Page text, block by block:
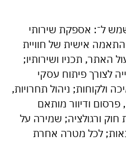
ל־: אספקת שירותי
אישית של חוויית
האתר, תכניו ושירותיו;
לצורך פיתוח עסקי
ולקוחות; ניהול תחרויות,
ודיוור מותאם
ורגולציה; שמירה על
לכל מטרה אחרת